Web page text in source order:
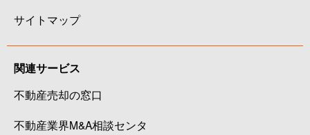
サイトマップ
関連サービス
不動産売却の窓口
不動産業界M&A相談センタ